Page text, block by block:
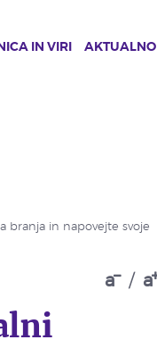
IN VIRI AKTUALNO
branja in napovejte svoje
a / a